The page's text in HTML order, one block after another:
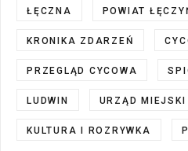
ŁĘCZNA POWIAT
KRONIKA ZDARZEŃ
PRZEGLĄD CYCOWA
LUDWIN URZĄD MIEJSKI
KULTURA I ROZRYWKA